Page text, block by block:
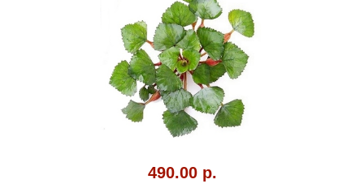
490.00 р.